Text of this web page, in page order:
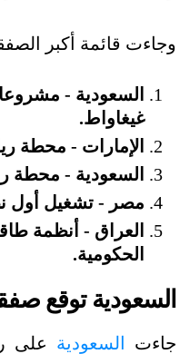
وجاءت قائمة أكبر
غيغاواط.
الإمارات - محطة رياح
السعودية - محطة رياح
مصر - تشغيل أول
العراق - أنظمة
الحكومية.
السعودية توقع صفقات
جاءت السعودية